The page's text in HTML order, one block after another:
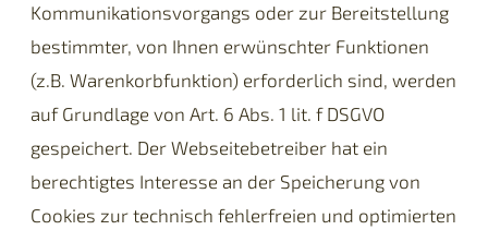
Kommunikationsvorgangs oder zur Bereitstellung
bestimmter, von Ihnen erwünschter Funktionen
(z.B. Warenkorbfunktion) erforderlich sind, werden
auf Grundlage von Art. 6 Abs. 1 lit. f DSGVO
gespeichert. Der Webseitebetreiber hat ein
berechtigtes Interesse an der Speicherung von
Cookies zur technisch fehlerfreien und optimierten